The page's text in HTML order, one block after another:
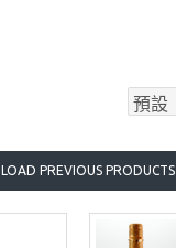
LOAD PREVIOUS PRODUCTS